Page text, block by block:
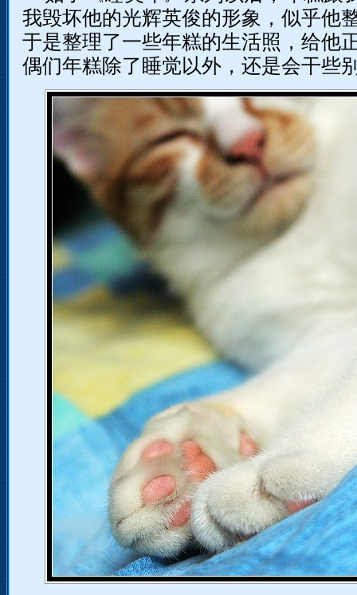
我毁坏他的光辉英俊的形象，似乎他
于是整理了一些年糕的生活照，给他
偶们年糕除了睡觉以外，还是会干些